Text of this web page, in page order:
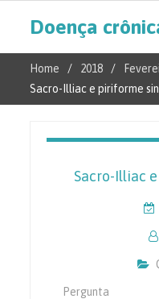
Doença
Home 2018
Sacro-Illiac e piriforme
Sacro-Illiac
Pergunta